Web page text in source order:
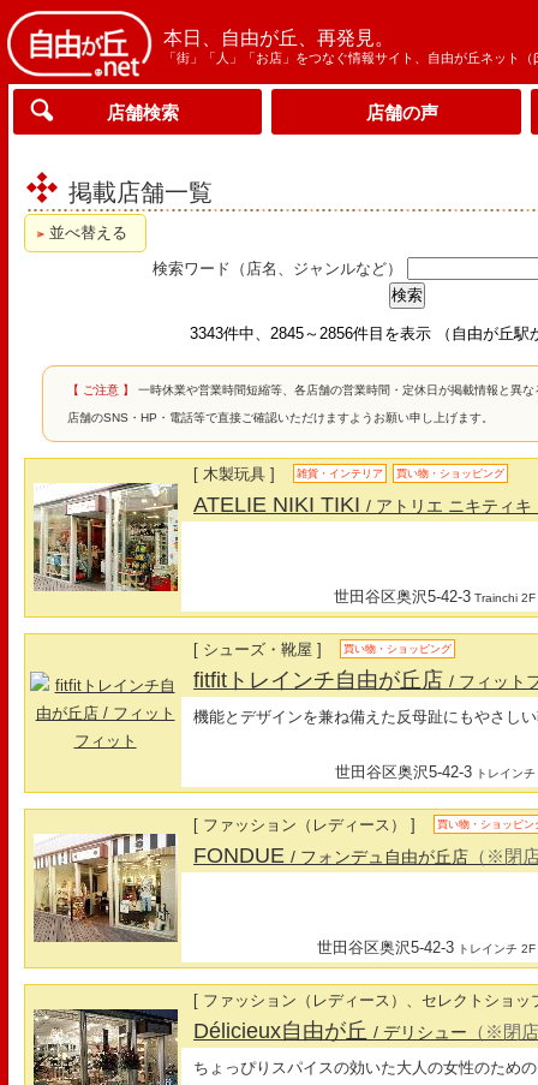
本日、自由が丘、再発見。
「街」「人」「お店」をつなぐ情報サイト、自由が丘ネット（
店舗検索 店舗の声
掲載店舗一覧
並べ替える
検索ワード（店名、ジャンルなど）
3343件中、2845～2856件目を表示 （自由が丘駅
【 ご注意 】 一時休業や営業時間短縮等、各店舗の営業時間・定休日が掲載情報と異
店舗のSNS・HP・電話等で直接ご確認いただけますようお願い申し上げます。
[ 木製玩具 ] 雑貨・インテリア 買い物・ショッピング
ATELIE NIKI TIKI/ アトリエ ニキティキ
世田谷区奥沢5-42-3 Trainchi 2F
[ シューズ・靴屋 ] 買い物・ショッピング
fitfitトレインチ自由が丘店/ フィット
機能とデザインを兼ね備えた反母趾にもやさし
世田谷区奥沢5-42-3 トレインチ
[ ファッション（レディース） ] 買い物・ショッピン
FONDUE/ フォンデュ自由が丘店 （※閉
世田谷区奥沢5-42-3 トレインチ 2F
[ ファッション（レディース）、セレクトショッ
Délicieux自由が丘/ デリシュー （※閉
ちょっぴりスパイスの効いた大人の女性のため